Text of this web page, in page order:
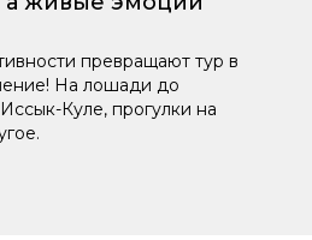
превращают тур в
На лошади до
Куле, прогулки на